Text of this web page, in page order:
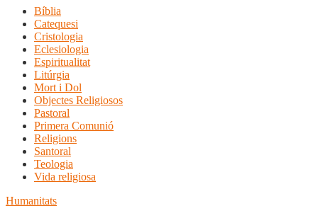
Bíblia
Catequesi
Cristologia
Eclesiologia
Espiritualitat
Litúrgia
Mort i Dol
Objectes Religiosos
Pastoral
Primera Comunió
Religions
Santoral
Teologia
Vida religiosa
Humanitats